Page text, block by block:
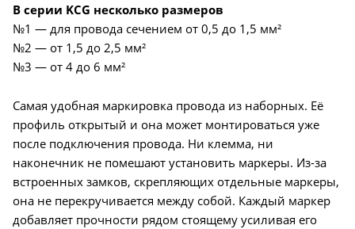
В серии KCG несколько размеров
№1 — для провода сечением от 0,5 до 1,5 мм²
№2 — от 1,5 до 2,5 мм²
№3 — от 4 до 6 мм²
Самая удобная маркировка провода из наборных. Её
профиль открытый и она может монтироваться уже
после подключения провода. Ни клемма, ни
наконечник не помешают установить маркеры. Из-за
встроенных замков, скрепляющих отдельные маркеры,
она не перекручивается между собой. Каждый маркер
добавляет прочности рядом стоящему усиливая его